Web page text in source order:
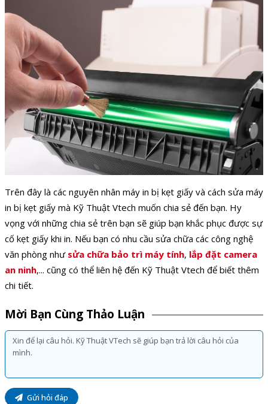
Trên đây là các nguyên nhân máy in bị kẹt giấy và cách sửa máy
in bị kẹt giấy mà Kỹ Thuật Vtech muốn chia sẻ đến bạn. Hy
vọng với những chia sẻ trên bạn sẽ giúp bạn khắc phục được sự
cố kẹt giấy khi in. Nếu bạn có nhu cầu sửa chữa các công nghệ
văn phòng như sửa chữa bảo trì máy tính, lắp đặt camera
an ninh,... cũng có thể liên hệ đến Kỹ Thuật Vtech để biết thêm
chi tiết.
Mời Bạn Cùng Thảo Luận
Gửi hỏi đáp